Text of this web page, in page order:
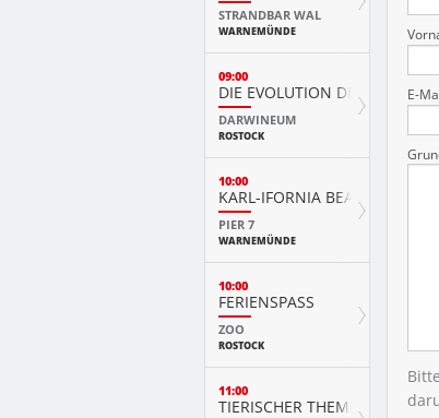
E-
STRANDBAR WAL
WARNEMÜNDE
09:00
DIE EVOLUTION DER TIERE
DARWINEUM
ROSTOCK
10:00
KARL-IFORNIA BEACH
PIER 7
WARNEMÜNDE
10:00
FERIENSPASS
ZOO
ROSTOCK
11:00
TIERISCHER THEMENTAG